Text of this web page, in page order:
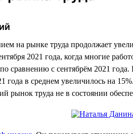
на рынке труда продолжает
2021 года, когда многие
сравнению с сентябрём 2021
года в среднем увеличилось на
рынок труда не в состоянии